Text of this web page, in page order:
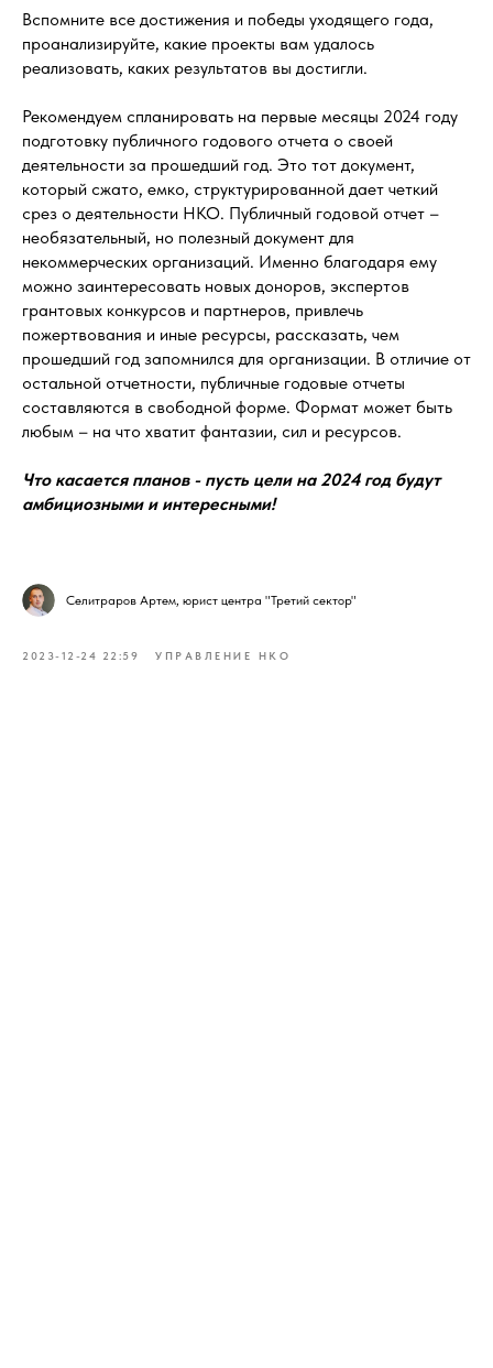
Вспомните все достижения и победы уходящего года,
проанализируйте, какие проекты вам удалось
реализовать, каких результатов вы достигли.
Рекомендуем спланировать на первые месяцы 2024 году
подготовку публичного годового отчета о своей
деятельности за прошедший год. Это тот документ,
который сжато, емко, структурированной дает четкий
срез о деятельности НКО. Публичный годовой отчет –
необязательный, но полезный документ для
некоммерческих организаций. Именно благодаря ему
можно заинтересовать новых доноров, экспертов
грантовых конкурсов и партнеров, привлечь
пожертвования и иные ресурсы, рассказать, чем
прошедший год запомнился для организации. В отличие от
остальной отчетности, публичные годовые отчеты
составляются в свободной форме. Формат может быть
любым – на что хватит фантазии, сил и ресурсов.
Что касается планов - пусть цели на 2024 год будут
амбициозными и интересными!
Селитраров Артем, юрист центра "Третий сектор"
2023-12-24 22:59 УПРАВЛЕНИЕ НКО